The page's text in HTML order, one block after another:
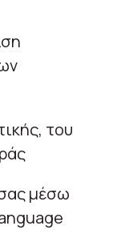
του
μέσω